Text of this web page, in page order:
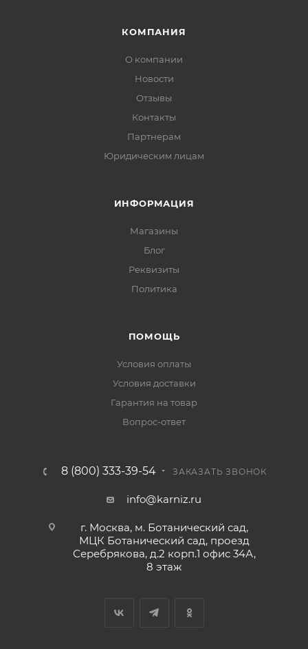
КОМПАНИЯ
О компании
Новости
Отзывы
Контакты
Партнерам
Юридическим лицам
ИНФОРМАЦИЯ
Магазины
Блог
Реквизиты
Политика
ПОМОЩЬ
Условия оплаты
Условия доставки
Гарантия на товар
Вопрос-ответ
8 (800) 333-39-54 ЗАКАЗАТЬ ЗВОНОК
info@karniz.ru
г. Москва, м. Ботанический сад,
МЦК Ботанический сад, проезд
Серебрякова, д.2 корп.1 офис 34А,
8 этаж